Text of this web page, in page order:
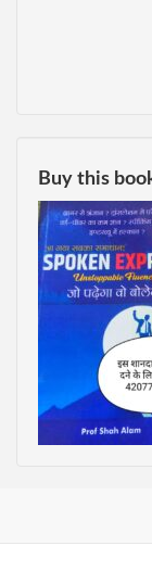
Buy this